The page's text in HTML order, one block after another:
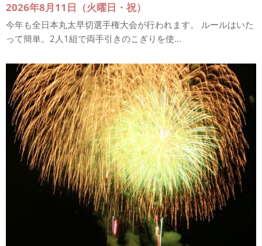
2026年8月11日（火曜日・祝）
今年も全日本丸太早切選手権大会が行われます。 ルールはいた
って簡単。2人1組で両手引きのこぎりを使...